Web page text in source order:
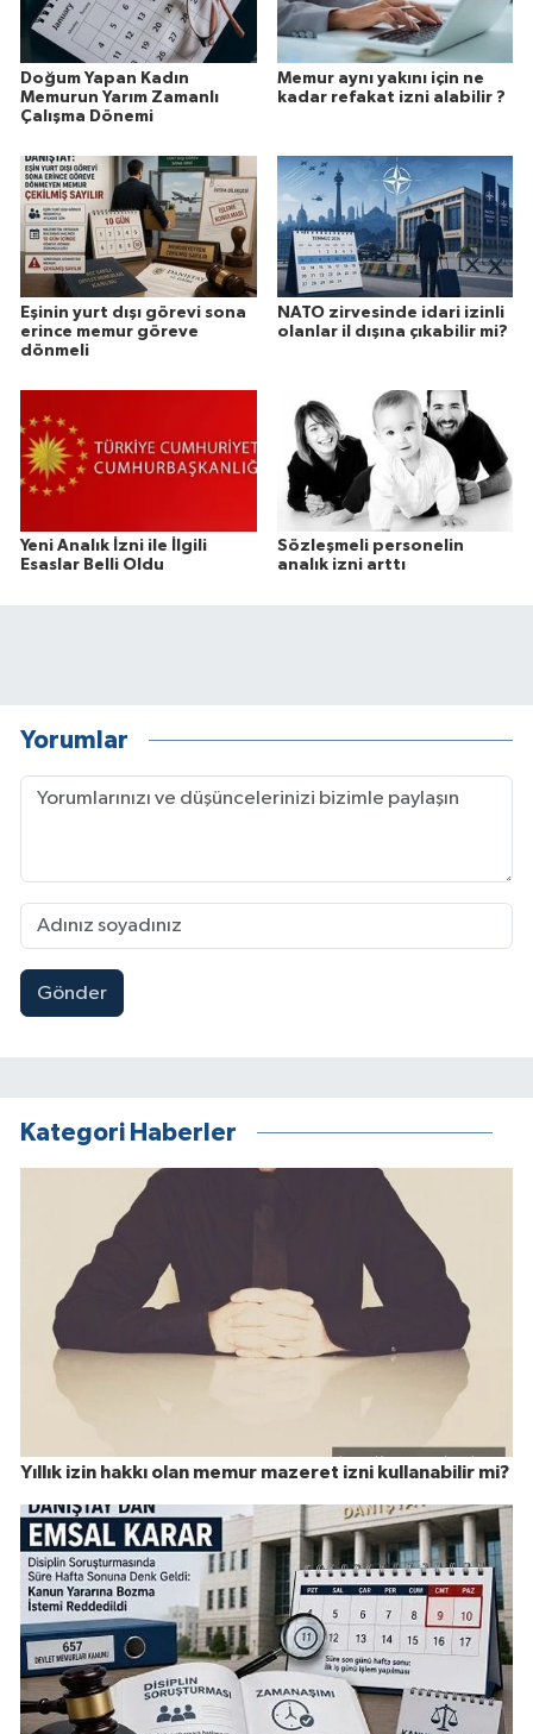
Doğum Yapan Kadın
Memurun Yarım Zamanlı
Çalışma Dönemi
Memur aynı yakını için ne
kadar refakat izni alabilir ?
Eşinin yurt dışı görevi sona
erince memur göreve
dönmeli
NATO zirvesinde idari izinli
olanlar il dışına çıkabilir mi?
Yeni Analık İzni ile İlgili
Esaslar Belli Oldu
Sözleşmeli personelin
analık izni arttı
Yorumlar
Gönder
Kategori Haberler
Yıllık izin hakkı olan memur mazeret izni kullanabilir mi?